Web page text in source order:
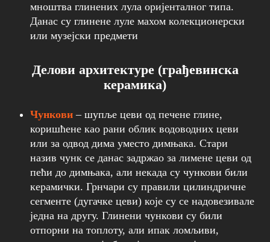
мноштва глинених лула оријенталног типа.
Данас су глинене луле махом колекционерски
или музејски предмети
Делови архитектуре (грађевинска
керамика)
Чункови – шупље цеви од печене глине,
коришћене као рани облик водоводних цеви
или за одвод дима уместо димњака. Стари
назив чунк се данас задржао за лимене цеви од
пећи до димњака, али некада су чункови били
керамички. Грнчари су правили цилиндричне
сегменте (дугачке цеви) које су се надовезивале
једна на другу. Глинени чункови су били
отпорни на топлоту, али ипак ломљиви,